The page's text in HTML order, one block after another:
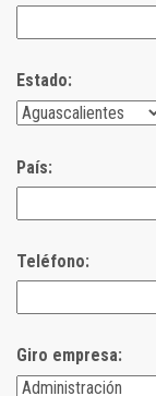
Estado:
País:
Teléfono:
Giro empresa: